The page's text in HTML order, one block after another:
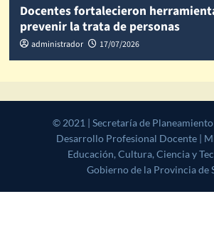
Docentes fortalecieron
prevenir la trata de personas
administrador 17/07/2026
© 2021 | Secretaría de Planeamiento
Profesional Docente | Ministerio de
Tecnología | Gobierno de la Provincia de
themes.